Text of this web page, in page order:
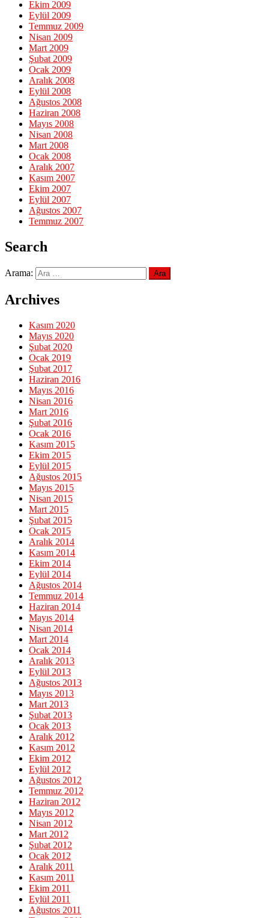
Ekim 2009
Eylül 2009
Temmuz 2009
Nisan 2009
Mart 2009
Şubat 2009
Ocak 2009
Aralık 2008
Eylül 2008
Ağustos 2008
Haziran 2008
Mayıs 2008
Nisan 2008
Mart 2008
Ocak 2008
Aralık 2007
Kasım 2007
Ekim 2007
Eylül 2007
Ağustos 2007
Temmuz 2007
Search
Arama:
Archives
Kasım 2020
Mayıs 2020
Şubat 2020
Ocak 2019
Şubat 2017
Haziran 2016
Mayıs 2016
Nisan 2016
Mart 2016
Şubat 2016
Ocak 2016
Kasım 2015
Ekim 2015
Eylül 2015
Ağustos 2015
Mayıs 2015
Nisan 2015
Mart 2015
Şubat 2015
Ocak 2015
Aralık 2014
Kasım 2014
Ekim 2014
Eylül 2014
Ağustos 2014
Temmuz 2014
Haziran 2014
Mayıs 2014
Nisan 2014
Mart 2014
Ocak 2014
Aralık 2013
Eylül 2013
Ağustos 2013
Mayıs 2013
Mart 2013
Şubat 2013
Ocak 2013
Aralık 2012
Kasım 2012
Ekim 2012
Eylül 2012
Ağustos 2012
Temmuz 2012
Haziran 2012
Mayıs 2012
Nisan 2012
Mart 2012
Şubat 2012
Ocak 2012
Aralık 2011
Kasım 2011
Ekim 2011
Eylül 2011
Ağustos 2011